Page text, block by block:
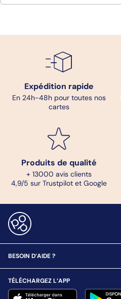
Expédition rapide
En 24h-48h pour toutes nos
cartes
Produits de qualité
+ 13000 avis clients
4,9/5 sur Trustpilot et Google
BESOIN D’AIDE ?
TÉLÉCHARGEZ L’APP